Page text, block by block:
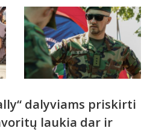
dalyviams priskirti
laukia dar ir